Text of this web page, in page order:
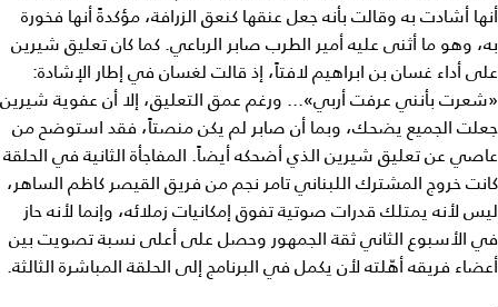
أنها أشادت به وقالت بأنه جعل عنقها كنعق الزرافة، مؤكدةً أنها فخورة
به، وهو ما أثنى عليه أمير الطرب صابر الرباعي. كما كان تعليق شيرين
على أداء غسان بن ابراهيم لافتاً، إذ قالت لغسان في إطار الإشادة:
«شعرت بأنني عرفت أربي»... ورغم عمق التعليق، إلا أن عفوية شيرين
جعلت الجميع يضحك، وبما أن صابر لم يكن منصتاً، فقد استوضح من
عاصي عن تعليق شيرين الذي أضحكه أيضاً. المفاجأة الثانية في الحلقة
كانت خروج المشترك اللبناني تامر نجم من فريق القيصر كاظم الساهر،
ليس لأنه يمتلك قدرات صوتية تفوق إمكانيات زملائه، وإنما لأنه حاز
في الأسبوع الثاني ثقة الجمهور وحصل على أعلى نسبة تصويت بين
أعضاء فريقه أهّلته لأن يكمل في البرنامج إلى الحلقة المباشرة الثالثة.